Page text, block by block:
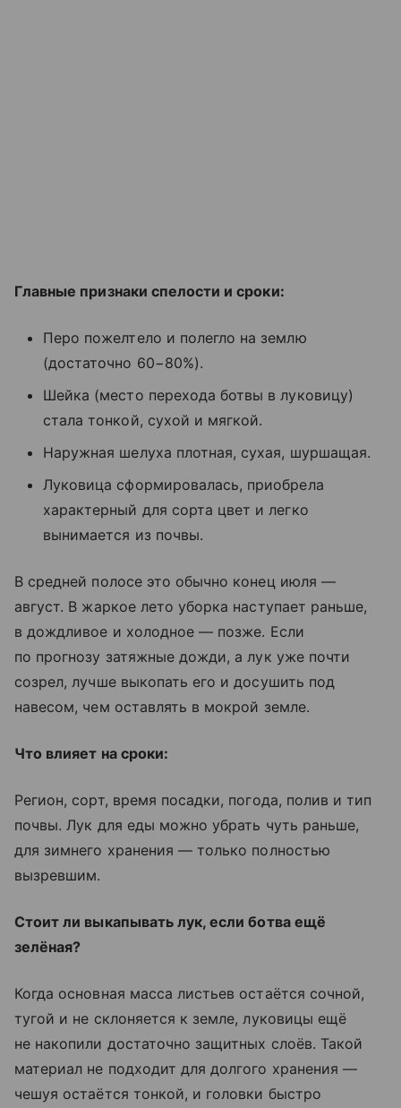
Главные признаки спелости и сроки:
Перо пожелтело и полегло на землю
(достаточно 60−80%).
Шейка (место перехода ботвы в луковицу)
стала тонкой, сухой и мягкой.
Наружная шелуха плотная, сухая, шуршащая.
Луковица сформировалась, приобрела
характерный для сорта цвет и легко
вынимается из почвы.
В средней полосе это обычно конец июля —
август. В жаркое лето уборка наступает раньше,
в дождливое и холодное — позже. Если
по прогнозу затяжные дожди, а лук уже почти
созрел, лучше выкопать его и досушить под
навесом, чем оставлять в мокрой земле.
Что влияет на сроки:
Регион, сорт, время посадки, погода, полив и тип
почвы. Лук для еды можно убрать чуть раньше,
для зимнего хранения — только полностью
вызревшим.
Стоит ли выкапывать лук, если ботва ещё
зелёная?
Когда основная масса листьев остаётся сочной,
тугой и не склоняется к земле, луковицы ещё
не накопили достаточно защитных слоёв. Такой
материал не подходит для долгого хранения —
чешуя остаётся тонкой, и головки быстро